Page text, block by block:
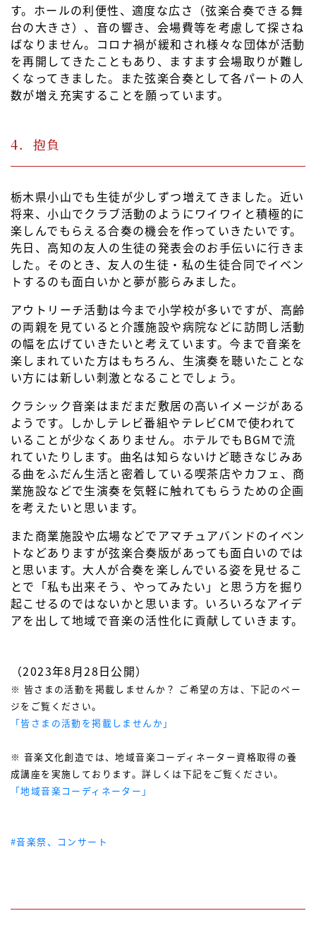
す。ホールの利便性、適度な広さ（弦楽合奏できる舞
台の大きさ）、音の響き、会場費等を考慮して探さね
ばなりません。コロナ禍が緩和され様々な団体が活動
を再開してきたこともあり、ますます会場取りが難し
くなってきました。また弦楽合奏として各パートの人
数が増え充実することを願っています。
4．抱負
栃木県小山でも生徒が少しずつ増えてきました。近い
将来、小山でクラブ活動のようにワイワイと積極的に
楽しんでもらえる合奏の機会を作っていきたいです。
先日、高知の友人の生徒の発表会のお手伝いに行きま
した。そのとき、友人の生徒・私の生徒合同でイベン
トするのも面白いかと夢が膨らみました。
アウトリーチ活動は今まで小学校が多いですが、高齢
の両親を見ていると介護施設や病院などに訪問し活動
の幅を広げていきたいと考えています。今まで音楽を
楽しまれていた方はもちろん、生演奏を聴いたことな
い方には新しい刺激となることでしょう。
クラシック音楽はまだまだ敷居の高いイメージがある
ようです。しかしテレビ番組やテレビCMで使われて
いることが少なくありません。ホテルでもBGMで流
れていたりします。曲名は知らないけど聴きなじみあ
る曲をふだん生活と密着している喫茶店やカフェ、商
業施設などで生演奏を気軽に触れてもらうための企画
を考えたいと思います。
また商業施設や広場などでアマチュアバンドのイベン
トなどありますが弦楽合奏版があっても面白いのでは
と思います。大人が合奏を楽しんでいる姿を見せるこ
とで「私も出来そう、やってみたい」と思う方を掘り
起こせるのではないかと思います。いろいろなアイデ
アを出して地域で音楽の活性化に貢献していきます。
（2023年8月28日公開）
※ 皆さまの活動を掲載しませんか？ ご希望の方は、下記のペー
ジをご覧ください。
「皆さまの活動を掲載しませんか」
※ 音楽文化創造では、地域音楽コーディネーター資格取得の養
成講座を実施しております。詳しくは下記をご覧ください。
「地域音楽コーディネーター」
#音楽祭、コンサート